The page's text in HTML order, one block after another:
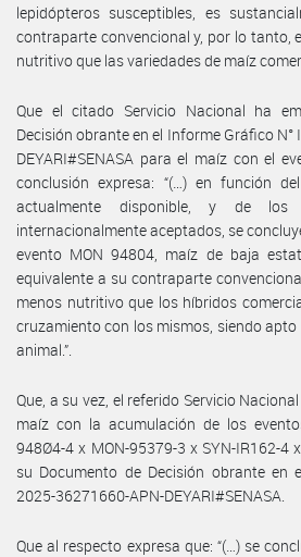
lepidópteros susceptibles, es
contraparte convencional y, por lo tanto,
nutritivo que las variedades de maíz
Que el citado Servicio Nacional ha
Decisión obrante en el Informe Gráfico
DEYARI#SENASA para el maíz con el
conclusión expresa: “(…) en función
actualmente disponible, y de los
internacionalmente aceptados, se
evento MON 94804, maíz de baja
equivalente a su contraparte
menos nutritivo que los híbridos
cruzamiento con los mismos, siendo
animal.”.
Que, a su vez, el referido Servicio
maíz con la acumulación de los
948Ø4-4 x MON-95379-3 x SYN-IR162-4
su Documento de Decisión obrante en
2025-36271660-APN-DEYARI#SENASA.
Que al respecto expresa que: “(…) se